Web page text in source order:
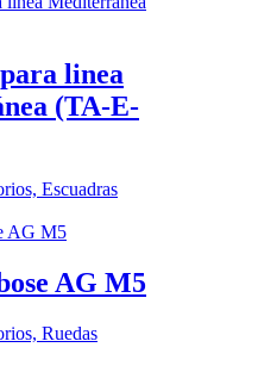
linea
(TA-E-
Escuadras
AG M5
Ruedas